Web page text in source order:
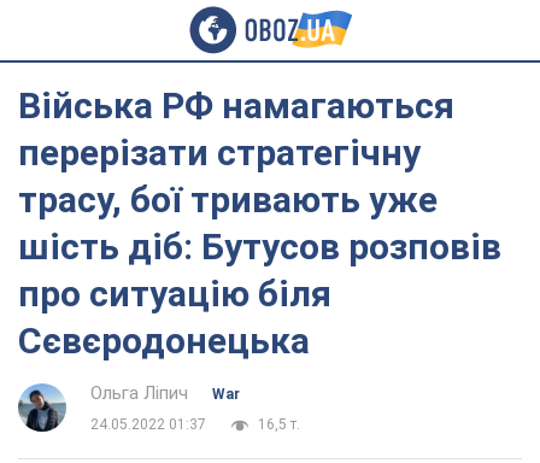
Війська РФ намагаються
перерізати стратегічну
трасу, бої тривають уже
шість діб: Бутусов розповів
про ситуацію біля
Сєвєродонецька
Ольга Ліпич
War
24.05.2022 01:37
16,5 т.